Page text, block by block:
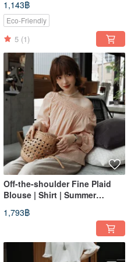
1,143฿
Eco-Friendly
5 (1)
Off-the-shoulder Fine Plaid
Blouse | Shirt | Summer
Collection | Sora-2147
1,793฿